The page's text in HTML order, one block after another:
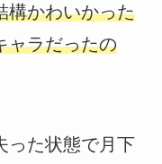
構かわいかった
ャラだったの
った状態で月下